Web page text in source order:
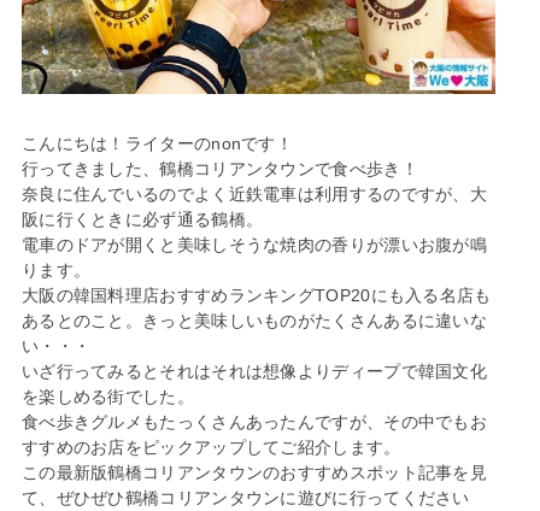
こんにちは！ライターのnonです！
行ってきました、鶴橋コリアンタウンで食べ歩き！
奈良に住んでいるのでよく近鉄電車は利用するのですが、大
阪に行くときに必ず通る鶴橋。
電車のドアが開くと美味しそうな焼肉の香りが漂いお腹が鳴
ります。
大阪の韓国料理店おすすめランキングTOP20にも入る名店も
あるとのこと。きっと美味しいものがたくさんあるに違いな
い・・・
いざ行ってみるとそれはそれは想像よりディープで韓国文化
を楽しめる街でした。
食べ歩きグルメもたっくさんあったんですが、その中でもお
すすめのお店をピックアップしてご紹介します。
この最新版鶴橋コリアンタウンのおすすめスポット記事を見
て、ぜひぜひ鶴橋コリアンタウンに遊びに行ってください